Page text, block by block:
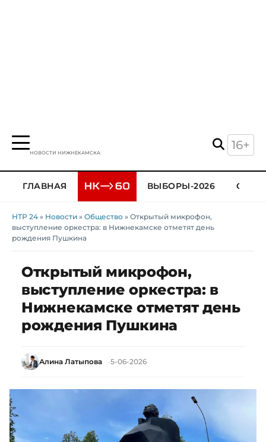
НОВОСТИ НИЖНЕКАМСКА
16+
ГЛАВНАЯ ВЫБОРЫ-2026
НТР 24 » Новости » Общество » Открытый микрофон,
выступление оркестра: в Нижнекамске отметят день
рождения Пушкина
Открытый микрофон,
выступление оркестра: в
Нижнекамске отметят день
рождения Пушкина
Алина Латыпова 5-06-2026